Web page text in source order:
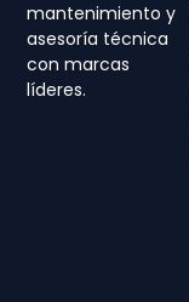
mantenimiento y
asesoría técnica
con marcas
líderes.